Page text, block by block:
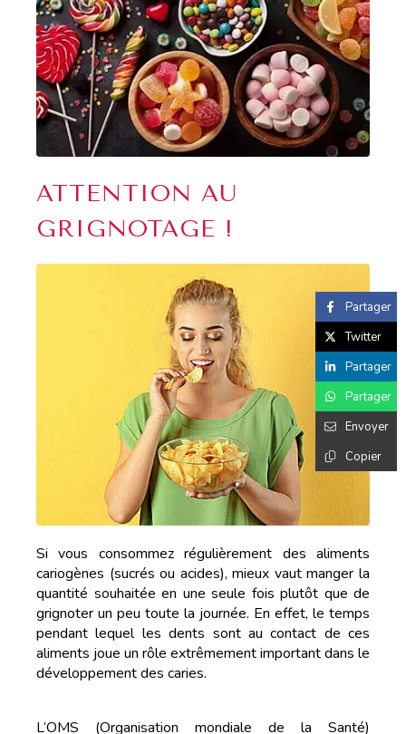
ATTENTION AU
GRIGNOTAGE !
Si vous consommez régulièrement des aliments
cariogènes (sucrés ou acides), mieux vaut manger la
quantité souhaitée en une seule fois plutôt que de
grignoter un peu toute la journée. En effet, le temps
pendant lequel les dents sont au contact de ces
aliments joue un rôle extrêmement important dans le
développement des caries.
L’OMS (Organisation mondiale de la Santé)
Partager
Twitter
Partager
Partager
Envoyer
Copier